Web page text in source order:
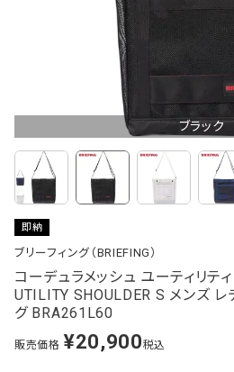
ブラック
即納
ブリーフィング（BRIEFING）
コーデュラメッシュ ユーティリテ
UTILITY SHOULDER S メンズ レ
グ BRA261L60
販売価格 ¥20,900税込